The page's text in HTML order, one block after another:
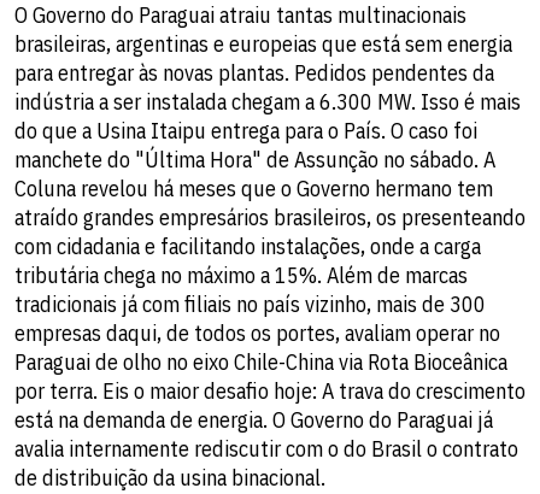
O Governo do Paraguai atraiu tantas multinacionais
brasileiras, argentinas e europeias que está sem energia
para entregar às novas plantas. Pedidos pendentes da
indústria a ser instalada chegam a 6.300 MW. Isso é mais
do que a Usina Itaipu entrega para o País. O caso foi
manchete do "Última Hora" de Assunção no sábado. A
Coluna revelou há meses que o Governo hermano tem
atraído grandes empresários brasileiros, os presenteando
com cidadania e facilitando instalações, onde a carga
tributária chega no máximo a 15%. Além de marcas
tradicionais já com filiais no país vizinho, mais de 300
empresas daqui, de todos os portes, avaliam operar no
Paraguai de olho no eixo Chile-China via Rota Bioceânica
por terra. Eis o maior desafio hoje: A trava do crescimento
está na demanda de energia. O Governo do Paraguai já
avalia internamente rediscutir com o do Brasil o contrato
de distribuição da usina binacional.